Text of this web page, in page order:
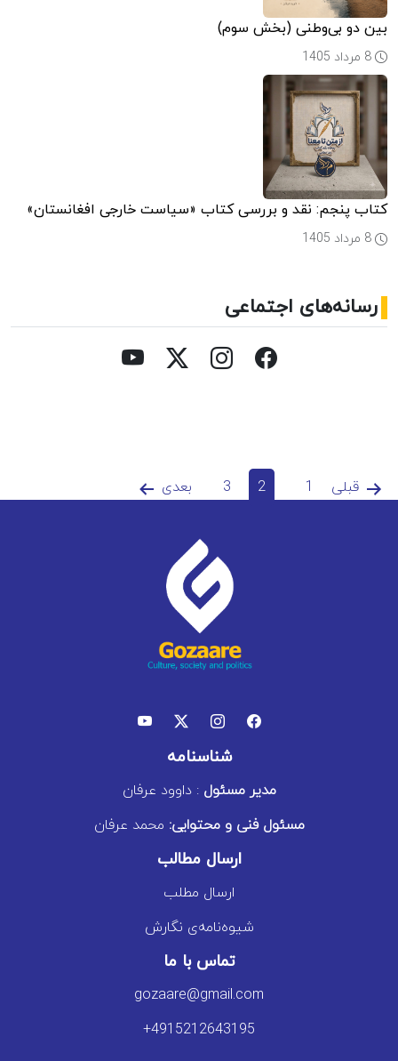
بین دو بی‌وطنی (بخش سوم)
کتاب پنجم: نقد و بررسی کتاب «سیاست خارجی افغانستان»
رسانه‌های اجتماعی
صفحه‌بندی
قبلی 1
2
3 بعدی
شناسنامه
مدیر مسئول: داوود عرفان
مسئول فنی و محتوایی: محمد عرفان
ارسال مطالب
ارسال مطلب
شیوه‌نامه‌ی نگارش
تماس با ما
gozaare@gmail.com
+4915212643195